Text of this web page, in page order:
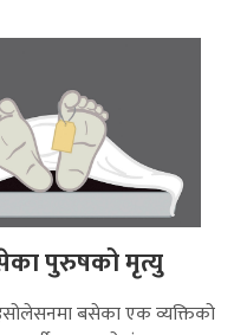
पुरुषको मृत्यु
बसेका एक व्यक्तिको